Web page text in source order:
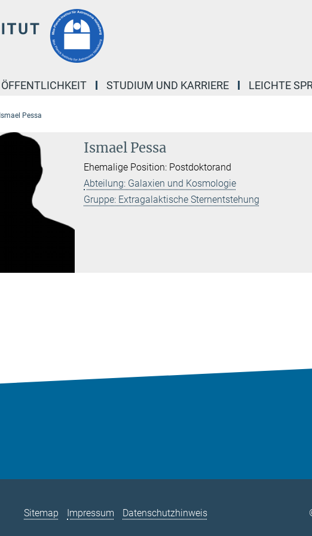
ÖFFENTLICHKEIT STUDIUM UND KARRIERE LEICHTE
Ismael Pessa
Ismael Pessa
Ehemalige Position: Postdoktorand
Abteilung: Galaxien und Kosmologie
Gruppe: Extragalaktische Sternentstehung
Sitemap Impressum Datenschutzhinweis